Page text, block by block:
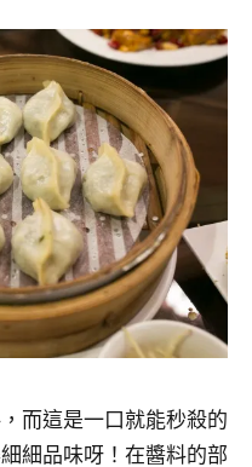
而這是一口就能秒殺的
細品味呀！在醬料的部